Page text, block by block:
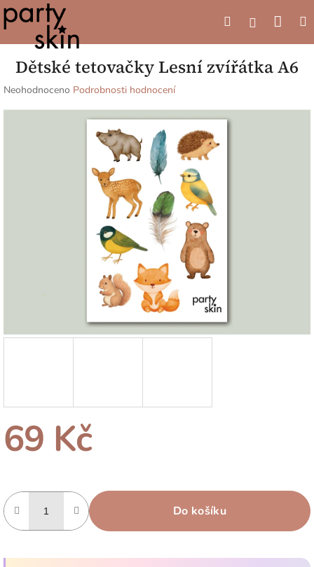
Přejít
na
obsah
HledatPřihlášení
Dětské tetovačky Lesní zvířátka A6
Průměrné
Neohodnoceno Podrobnosti hodnocení
69 Kč
cena:
Do košíku